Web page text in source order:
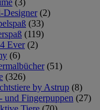
(3)
Designer (2)
(33)
(119)
Ever (2)
(6)
(51)
(326)
by Astrup (8)
und Fingerpuppen (27)